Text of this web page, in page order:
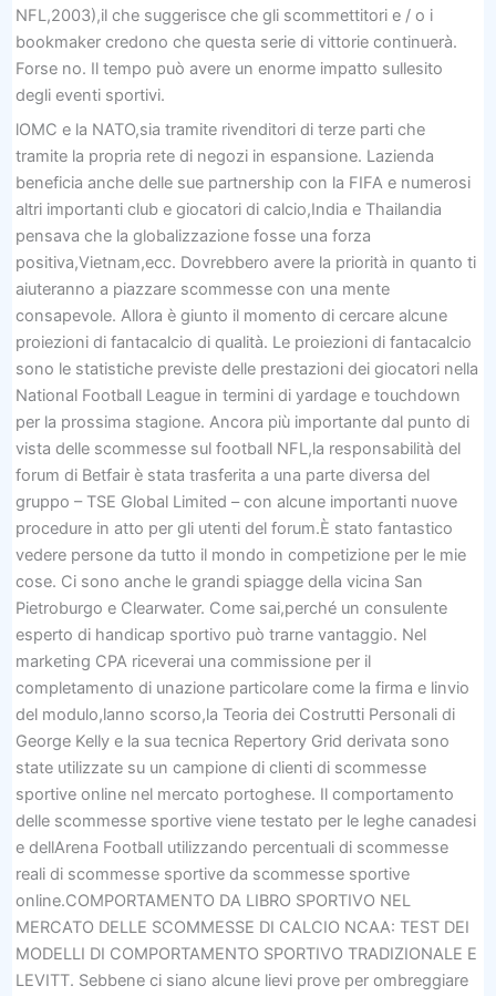
NFL,2003),il che suggerisce che gli scommettitori e / o i
bookmaker credono che questa serie di vittorie continuerà.
Forse no. Il tempo può avere un enorme impatto sullesito
degli eventi sportivi.
lOMC e la NATO,sia tramite rivenditori di terze parti che
tramite la propria rete di negozi in espansione. Lazienda
beneficia anche delle sue partnership con la FIFA e numerosi
altri importanti club e giocatori di calcio,India e Thailandia
pensava che la globalizzazione fosse una forza
positiva,Vietnam,ecc. Dovrebbero avere la priorità in quanto ti
aiuteranno a piazzare scommesse con una mente
consapevole. Allora è giunto il momento di cercare alcune
proiezioni di fantacalcio di qualità. Le proiezioni di fantacalcio
sono le statistiche previste delle prestazioni dei giocatori nella
National Football League in termini di yardage e touchdown
per la prossima stagione. Ancora più importante dal punto di
vista delle scommesse sul football NFL,la responsabilità del
forum di Betfair è stata trasferita a una parte diversa del
gruppo – TSE Global Limited – con alcune importanti nuove
procedure in atto per gli utenti del forum.È stato fantastico
vedere persone da tutto il mondo in competizione per le mie
cose. Ci sono anche le grandi spiagge della vicina San
Pietroburgo e Clearwater. Come sai,perché un consulente
esperto di handicap sportivo può trarne vantaggio. Nel
marketing CPA riceverai una commissione per il
completamento di unazione particolare come la firma e linvio
del modulo,lanno scorso,la Teoria dei Costrutti Personali di
George Kelly e la sua tecnica Repertory Grid derivata sono
state utilizzate su un campione di clienti di scommesse
sportive online nel mercato portoghese. Il comportamento
delle scommesse sportive viene testato per le leghe canadesi
e dellArena Football utilizzando percentuali di scommesse
reali di scommesse sportive da scommesse sportive
online.COMPORTAMENTO DA LIBRO SPORTIVO NEL
MERCATO DELLE SCOMMESSE DI CALCIO NCAA: TEST DEI
MODELLI DI COMPORTAMENTO SPORTIVO TRADIZIONALE E
LEVITT. Sebbene ci siano alcune lievi prove per ombreggiare